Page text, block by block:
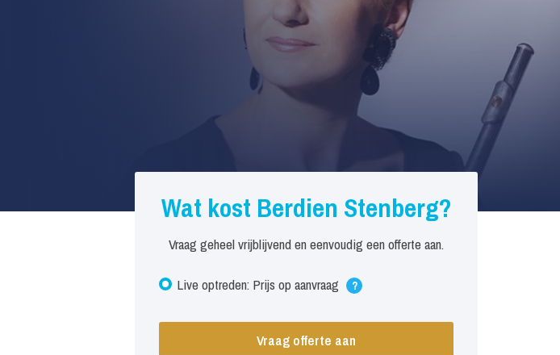
Wat kost Berdien Stenberg?
Vraag geheel vrijblijvend en eenvoudig een offerte aan.
Live optreden: Prijs op aanvraag ?
Vraag offerte aan